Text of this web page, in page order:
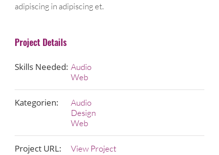
adipiscing in adipiscing et.
Project Details
Skills Needed: Audio
Web
Kategorien:
Audio
Design
Web
Project URL: View Project